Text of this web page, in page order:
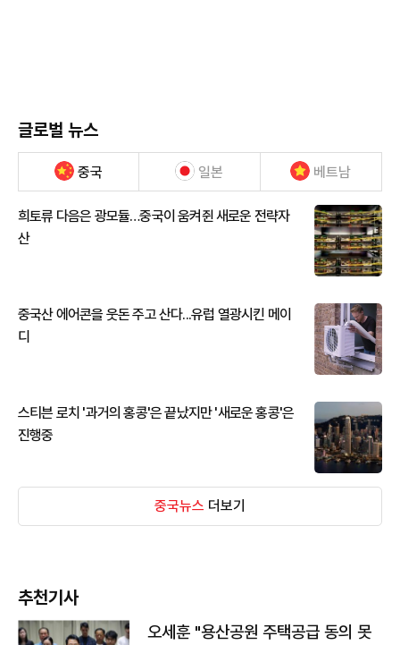
글로벌 뉴스
중국 일본 베트남
희토류 다음은 광모듈…중국이 움켜쥔 새로운 전략자
산
중국산 에어콘을 웃돈 주고 산다...유럽 열광시킨 메이
디
스티븐 로치 '과거의 홍콩'은 끝났지만 '새로운 홍콩'은
진행중
중국뉴스 더보기
추천기사
오세훈 "용산공원 주택공급 동의 못